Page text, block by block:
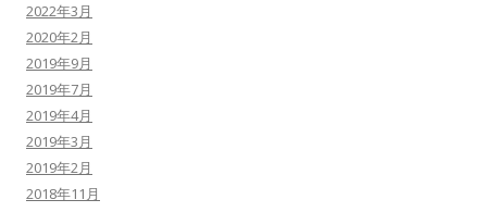
2022年3月
2020年2月
2019年9月
2019年7月
2019年4月
2019年3月
2019年2月
2018年11月